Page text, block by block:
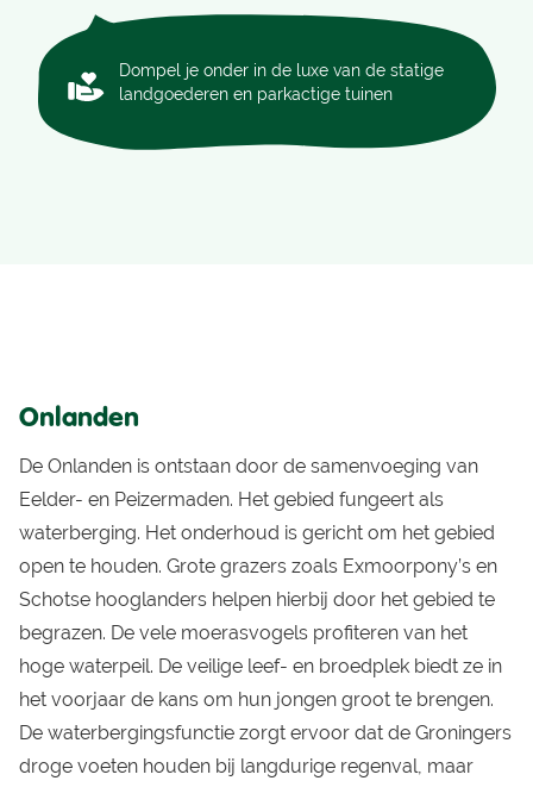
Dompel je onder in de luxe van de statige
landgoederen en parkactige tuinen
Onlanden
De Onlanden is ontstaan door de samenvoeging van
Eelder- en Peizermaden. Het gebied fungeert als
waterberging. Het onderhoud is gericht om het gebied
open te houden. Grote grazers zoals Exmoorpony’s en
Schotse hooglanders helpen hierbij door het gebied te
begrazen. De vele moerasvogels profiteren van het
hoge waterpeil. De veilige leef- en broedplek biedt ze in
het voorjaar de kans om hun jongen groot te brengen.
De waterbergingsfunctie zorgt ervoor dat de Groningers
droge voeten houden bij langdurige regenval, maar